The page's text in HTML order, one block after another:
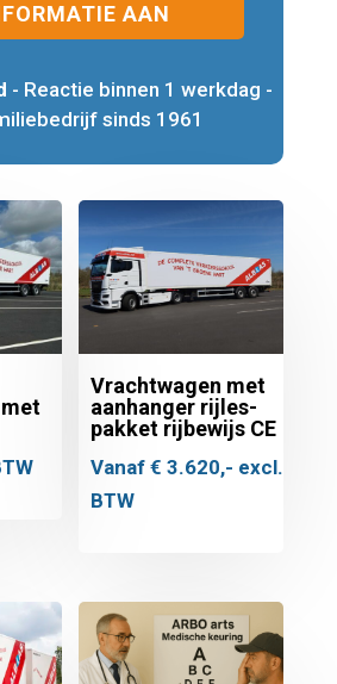
AAN
- Reactie binnen 1 werkdag -
sinds 1961
Vrachtwagen met
aanhanger rijles-
pakket rijbewijs CE
Vanaf€ 3.620,- excl.
BTW